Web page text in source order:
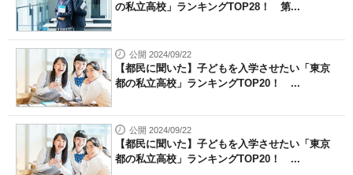
の私立高校」ランキングTOP28！ 第...
公開 2024/09/22
【都民に聞いた】子どもを入学させたい「東京
都の私立高校」ランキングTOP20！ ...
公開 2024/09/22
【都民に聞いた】子どもを入学させたい「東京
都の私立高校」ランキングTOP20！ ...